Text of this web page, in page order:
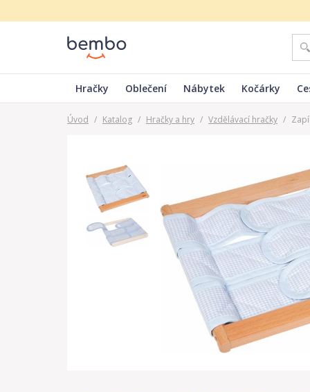
Hračky Oblečení Nábytek Kočárky
Úvod / Katalog / Hračky a hry / Vzdělávací hračky /